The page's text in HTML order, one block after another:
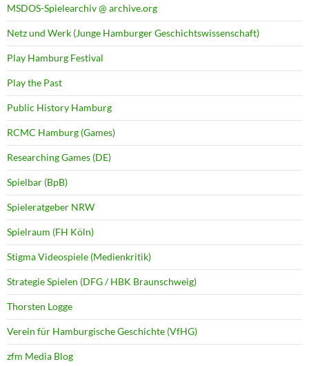
MSDOS-Spielearchiv @ archive.org
Netz und Werk (Junge Hamburger Geschichtswissenschaft)
Play Hamburg Festival
Play the Past
Public History Hamburg
RCMC Hamburg (Games)
Researching Games (DE)
Spielbar (BpB)
Spieleratgeber NRW
Spielraum (FH Köln)
Stigma Videospiele (Medienkritik)
Strategie Spielen (DFG / HBK Braunschweig)
Thorsten Logge
Verein für Hamburgische Geschichte (VfHG)
zfm Media Blog